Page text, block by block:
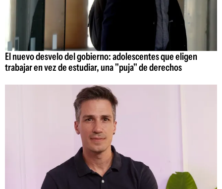
El nuevo desvelo del gobierno: adolescentes que eligen
trabajar en vez de estudiar, una "puja" de derechos